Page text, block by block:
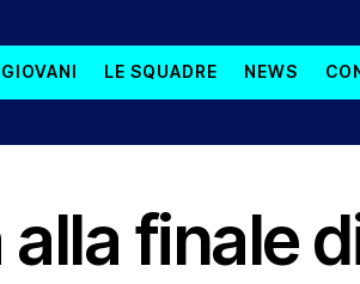
LE SQUADRE NEWS
finale